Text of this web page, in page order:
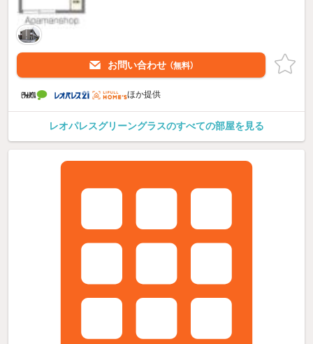
お問い合わせ （無料）
ほか提供
レオパレスグリーングラスのすべての部屋を見る